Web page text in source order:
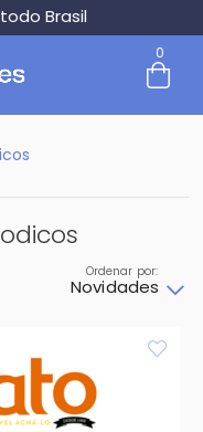
cnpj
Brasil
0
Novidades
Ordenar por: